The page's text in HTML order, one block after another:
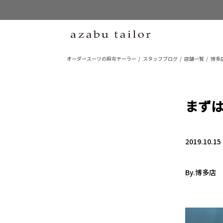
オーダースーツの麻布テーラー スタッフブログ 店舗一覧 博多
まず
2019.10.15
By.博多店